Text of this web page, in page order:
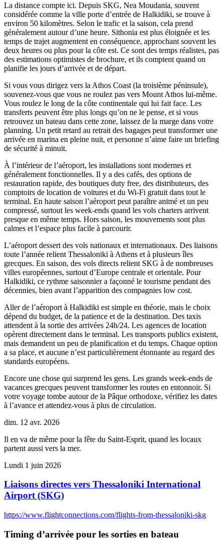
La distance compte ici. Depuis SKG, Nea Moudania, souvent
considérée comme la ville porte d’entrée de Halkidiki, se trouve à
environ 50 kilomètres. Selon le trafic et la saison, cela prend
généralement autour d’une heure. Sithonia est plus éloignée et les
temps de trajet augmentent en conséquence, approchant souvent les
deux heures ou plus pour la côte est. Ce sont des temps réalistes, pas
des estimations optimistes de brochure, et ils comptent quand on
planifie les jours d’arrivée et de départ.
Si vous vous dirigez vers la Athos Coast (la troisième péninsule),
souvenez-vous que vous ne roulez pas vers Mount Athos lui-même.
Vous roulez le long de la côte continentale qui lui fait face. Les
transferts peuvent être plus longs qu’on ne le pense, et si vous
retrouvez un bateau dans cette zone, laissez de la marge dans votre
planning. Un petit retard au retrait des bagages peut transformer une
arrivée en marina en pleine nuit, et personne n’aime faire un briefing
de sécurité à minuit.
À l’intérieur de l’aéroport, les installations sont modernes et
généralement fonctionnelles. Il y a des cafés, des options de
restauration rapide, des boutiques duty free, des distributeurs, des
comptoirs de location de voitures et du Wi‑Fi gratuit dans tout le
terminal. En haute saison l’aéroport peut paraître animé et un peu
compressé, surtout les week‑ends quand les vols charters arrivent
presque en même temps. Hors saison, les mouvements sont plus
calmes et l’espace plus facile à parcourir.
L’aéroport dessert des vols nationaux et internationaux. Des liaisons
toute l’année relient Thessaloniki à Athens et à plusieurs îles
grecques. En saison, des vols directs relient SKG à de nombreuses
villes européennes, surtout d’Europe centrale et orientale. Pour
Halkidiki, ce rythme saisonnier a façonné le tourisme pendant des
décennies, bien avant l’apparition des compagnies low cost.
Aller de l’aéroport à Halkidiki est simple en théorie, mais le choix
dépend du budget, de la patience et de la destination. Des taxis
attendent à la sortie des arrivées 24h/24. Les agences de location
opèrent directement dans le terminal. Les transports publics existent,
mais demandent un peu de planification et du temps. Chaque option
a sa place, et aucune n’est particulièrement étonnante au regard des
standards européens.
Encore une chose qui surprend les gens. Les grands week‑ends de
vacances grecques peuvent transformer les routes en entonnoir. Si
votre voyage tombe autour de la Pâque orthodoxe, vérifiez les dates
à l’avance et attendez‑vous à plus de circulation.
dim. 12 avr. 2026
Il en va de même pour la fête du Saint‑Esprit, quand les locaux
partent aussi vers la mer.
Lundi 1 juin 2026
Liaisons directes vers Thessaloniki International
Airport (SKG)
https://www.flightconnections.com/flights-from-thessaloniki-skg
Timing d’arrivée pour les sorties en bateau